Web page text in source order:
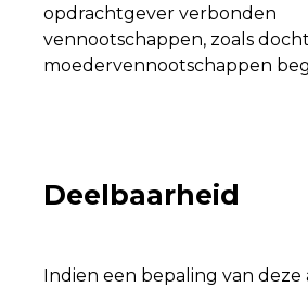
opdrachtgever verbonden
vennootschappen, zoals
moedervennootschappen
Deelbaarheid
Indien een bepaling van deze